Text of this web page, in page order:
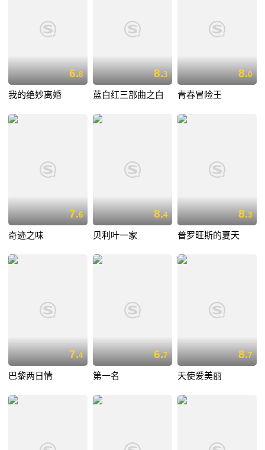
6.8
我的绝妙离婚
8.3
蓝白红三部曲之白
8.0
青春冒险王
7.6
奇迹之味
8.4
贝利叶一家
8.3
普罗旺斯的夏天
7.4
巴黎两日情
6.7
第一名
8.7
天使爱美丽